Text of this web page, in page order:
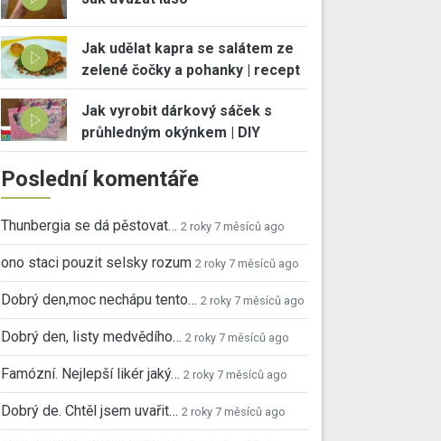
Jak udělat kapra se salátem ze
zelené čočky a pohanky | recept
Jak vyrobit dárkový sáček s
průhledným okýnkem | DIY
Poslední komentáře
Thunbergia se dá pěstovat… 2 roky 7 měsíců ago
ono staci pouzit selsky rozum 2 roky 7 měsíců ago
Dobrý den,moc nechápu tento… 2 roky 7 měsíců ago
Dobrý den, listy medvědího… 2 roky 7 měsíců ago
Famózní. Nejlepší likér jaký… 2 roky 7 měsíců ago
Dobrý de. Chtěl jsem uvařit… 2 roky 7 měsíců ago